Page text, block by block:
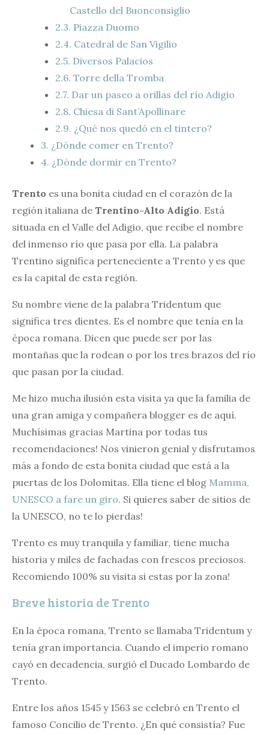
Castello del Buonconsiglio
2.3. Piazza Duomo
2.4. Catedral de San Vigilio
2.5. Diversos Palacios
2.6. Torre della Tromba
2.7. Dar un paseo a orillas del río Adigio
2.8. Chiesa di Sant’Apollinare
2.9. ¿Qué nos quedó en el tintero?
3. ¿Dónde comer en Trento?
4. ¿Dónde dormir en Trento?
Trento es una bonita ciudad en el corazón de la
región italiana de Trentino-Alto Adigio. Está
situada en el Valle del Adigio, que recibe el nombre
del inmenso río que pasa por ella. La palabra
Trentino significa perteneciente a Trento y es que
es la capital de esta región.
Su nombre viene de la palabra Tridentum que
significa tres dientes. Es el nombre que tenía en la
época romana. Dicen que puede ser por las
montañas que la rodean o por los tres brazos del río
que pasan por la ciudad.
Me hizo mucha ilusión esta visita ya que la familia de
una gran amiga y compañera blogger es de aquí.
Muchísimas gracias Martina por todas tus
recomendaciones! Nos vinieron genial y disfrutamos
más a fondo de esta bonita ciudad que está a la
puertas de los Dolomitas. Ella tiene el blog Mamma,
UNESCO a fare un giro. Si quieres saber de sitios de
la UNESCO, no te lo pierdas!
Trento es muy tranquila y familiar, tiene mucha
historia y miles de fachadas con frescos preciosos.
Recomiendo 100% su visita si estas por la zona!
Breve historia de Trento
En la época romana, Trento se llamaba Tridentum y
tenía gran importancia. Cuando el imperio romano
cayó en decadencia, surgió el Ducado Lombardo de
Trento.
Entre los años 1545 y 1563 se celebró en Trento el
famoso Concilio de Trento. ¿En qué consistía? Fue